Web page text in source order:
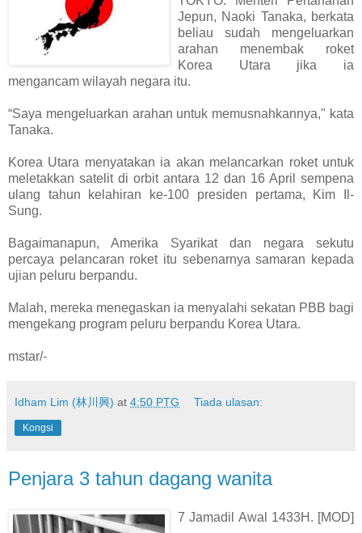
Jepun, Naoki Tanaka, berkata
beliau sudah mengeluarkan
arahan menembak roket
Korea Utara jika ia
mengancam wilayah negara itu.
“Saya mengeluarkan arahan untuk memusnahkannya," kata
Tanaka.
Korea Utara menyatakan ia akan melancarkan roket untuk
meletakkan satelit di orbit antara 12 dan 16 April sempena
ulang tahun kelahiran ke-100 presiden pertama, Kim Il-
Sung.
Bagaimanapun, Amerika Syarikat dan negara sekutu
percaya pelancaran roket itu sebenarnya samaran kepada
ujian peluru berpandu.
Malah, mereka menegaskan ia menyalahi sekatan PBB bagi
mengekang program peluru berpandu Korea Utara.
mstar/-
Idham Lim (林川興) at 4:50 PTG Tiada ulasan:
Kongsi
Penjara 3 tahun dagang wanita
7 Jamadil Awal 1433H. [MOD]